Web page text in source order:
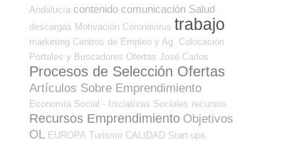
Andalucía contenido comunicación Salud
descargas Motivación Coronavirus trabajo
marketing Centros de Empleo y Ag. Colocación
Portales y Buscadores Ofertas José Carlos
Procesos de Selección Ofertas
Artículos Sobre Emprendimiento
Economía Social - Iniciativas Sociales recursos
Recursos Emprendimiento Objetivos
OL EUROPA Turismo CALIDAD Start-ups